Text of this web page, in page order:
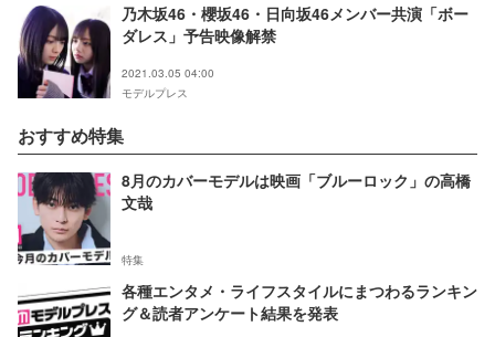
乃木坂46・櫻坂46・日向坂46メンバー共演「ボー
ダレス」予告映像解禁
2021.03.05 04:00
モデルプレス
おすすめ特集
8月のカバーモデルは映画「ブルーロック」の高橋
文哉
特集
各種エンタメ・ライフスタイルにまつわるランキン
グ＆読者アンケート結果を発表